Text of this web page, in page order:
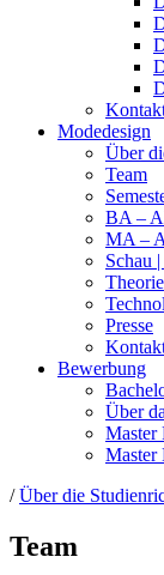
Modedesign
Über
Team
BA –
MA –
Schau
Theorie
Presse
Bewerbung
Über
Master
Master
/Über die
Team